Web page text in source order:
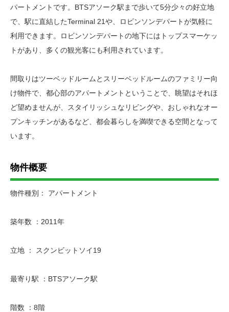
パートメントです。BTSアソーク駅まで歩いて5分少々の好立地
で、駅に直結したTerminal 21や、ロビンソンデパートが気軽に
利用できます。ロビンソンデパートの地下にはトップスマーケッ
トがあり、多くの観光客にも利用されています。
間取りはツーベッドルームとスリーベッドルームのファミリー向
け物件で、都心部のアパートメントということで、眺望はそれほ
ど望めませんが、スタイリッシュなリビングや、おしゃれなオー
プンキッチンがあるなど、都会暮らしを満喫できる空間となって
います。
物件概要
物件種別： アパートメント
築年数 ：2011年
立地 ： スクンビットソイ19
最寄り駅 ：BTSアソーク駅
階数 ：8階